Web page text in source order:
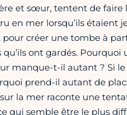
et sœur, tentent de faire
en mer lorsqu’ils étaient
créer une tombe à
ont gardés. Pourquoi
manque-t-il autant ? Si
prend-il autant de
la mer raconte une
qui semble être le plus